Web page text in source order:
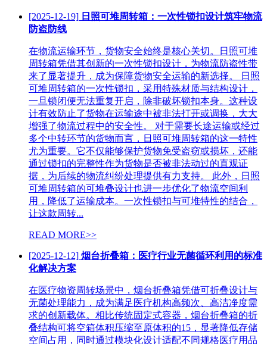
[2025-12-19] 日照可堆周转箱：一次性锁扣设计筑牢物流
防盗防线
在物流运输环节，货物安全始终是核心关切。日照可堆
周转箱凭借其创新的一次性锁扣设计，为物流防盗性带
来了显著提升，成为保障货物安全运输的新选择。 日照
可堆周转箱的一次性锁扣，采用特殊材质与结构设计，
一旦锁闭便无法重复开启，除非破坏锁扣本身。这种设
计有效防止了货物在运输途中被非法打开或调换，大大
增强了物流过程中的安全性。 对于需要长途运输或经过
多个中转环节的货物而言，日照可堆周转箱的这一特性
尤为重要。它不仅能够保护货物免受盗窃或损坏，还能
通过锁扣的完整性作为货物是否被非法动过的直观证
据，为后续的物流纠纷处理提供有力支持。 此外，日照
可堆周转箱的可堆叠设计也进一步优化了物流空间利
用，降低了运输成本。一次性锁扣与可堆特性的结合，
让这款周转...
READ MORE>>
[2025-12-12] 烟台折叠箱：医疗行业无菌循环利用的标准
化解决方案
在医疗物资周转场景中，烟台折叠箱凭借可折叠设计与
无菌处理能力，成为满足医疗机构高频次、高洁净度需
求的创新载体。相比传统固定式容器，烟台折叠箱的折
叠结构可将空箱体积压缩至原体积的15，显著降低存储
空间占用，同时通过模块化设计适配不同规格医疗用品